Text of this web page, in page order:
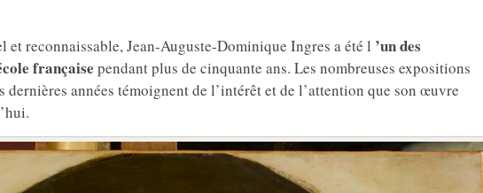
et reconnaissable, Jean-Auguste-Dominique Ingres a été l ’un des
française pendant plus de cinquante ans. Les nombreuses expositions
dernières années témoignent de l’intérêt et de l’attention que son œuvre